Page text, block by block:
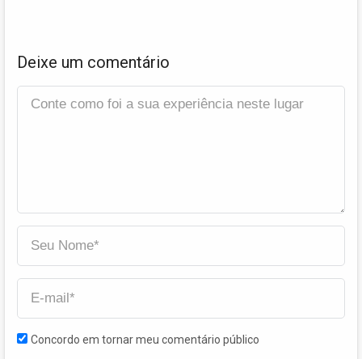
Deixe um comentário
Concordo em tornar meu comentário público